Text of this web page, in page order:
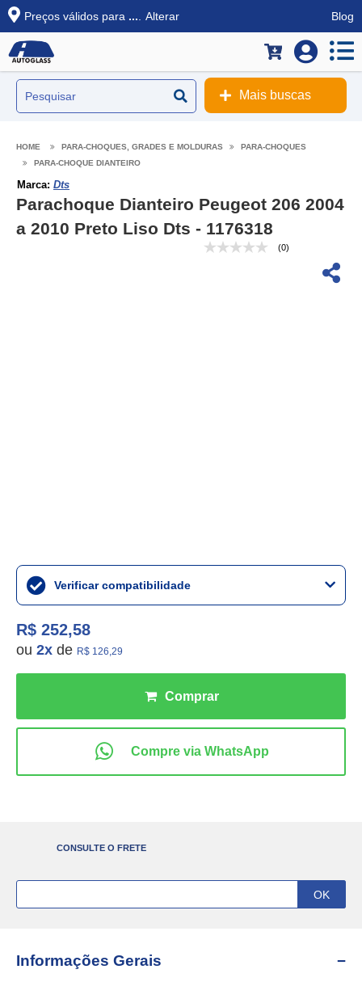
Preços válidos para ... Alterar Blog
Mais buscas
PARA-CHOQUES, GRADES E MOLDURAS
PARA-CHOQUES
PARA-CHOQUE DIANTEIRO
Marca: Dts
Parachoque Dianteiro Peugeot 206 2004
a 2010 Preto Liso Dts - 1176318
(0)
Verificar compatibilidade
R$ 252,58
ou 2x de R$ 126,29
CONSULTE O FRETE
Informações Gerais